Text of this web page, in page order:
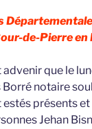
de-Pierre
que le
notaire
présents
Jehan